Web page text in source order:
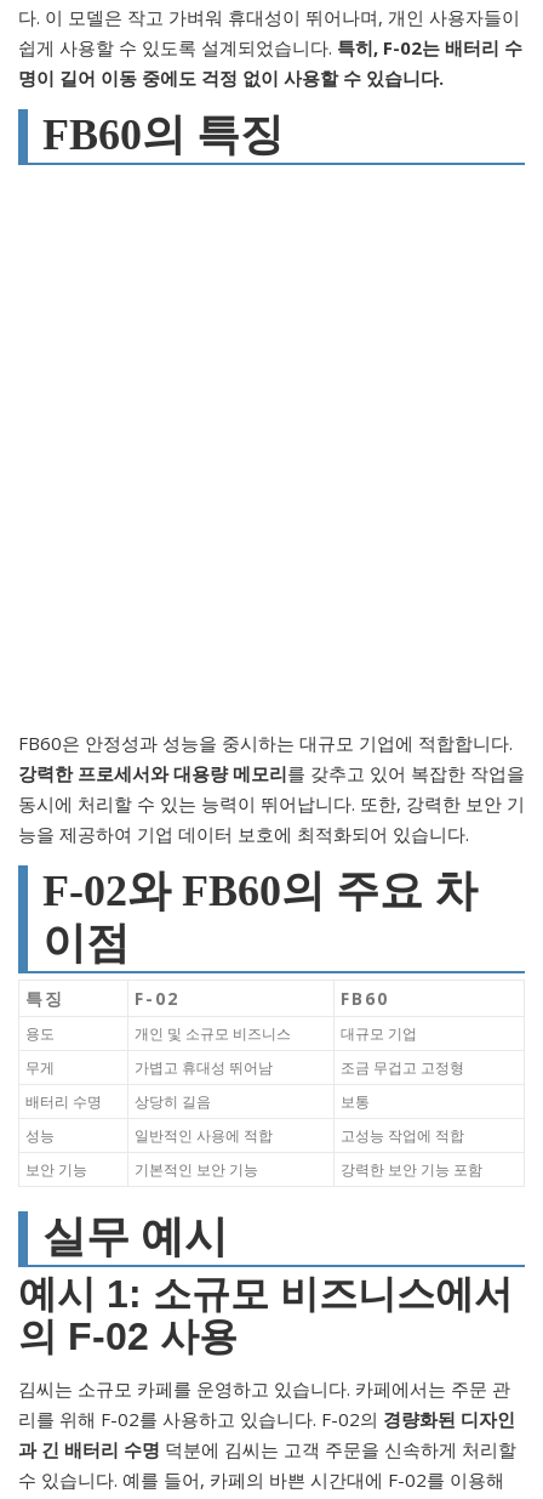
다. 이 모델은 작고 가벼워 휴대성이 뛰어나며, 개인 사용자들이
쉽게 사용할 수 있도록 설계되었습니다. 특히, F-02는 배터리 수
명이 길어 이동 중에도 걱정 없이 사용할 수 있습니다.
FB60의 특징
FB60은 안정성과 성능을 중시하는 대규모 기업에 적합합니다.
강력한 프로세서와 대용량 메모리를 갖추고 있어 복잡한 작업을
동시에 처리할 수 있는 능력이 뛰어납니다. 또한, 강력한 보안 기
능을 제공하여 기업 데이터 보호에 최적화되어 있습니다.
F-02와 FB60의 주요 차
이점
특징 F-02 FB60
용도 개인 및 소규모 비즈니스
대규모 기업
무게
가볍고 휴대성 뛰어남
조금 무겁고 고정형
배터리 수명
상당히 길음
보통
성능
일반적인 사용에 적합
고성능 작업에 적합
보안 기능
기본적인 보안 기능 강력한 보안 기능 포함
실무 예시
예시 1: 소규모 비즈니스에서
의 F-02 사용
김씨는 소규모 카페를 운영하고 있습니다. 카페에서는 주문 관
리를 위해 F-02를 사용하고 있습니다. F-02의 경량화된 디자인
과 긴 배터리 수명 덕분에 김씨는 고객 주문을 신속하게 처리할
수 있습니다. 예를 들어, 카페의 바쁜 시간대에 F-02를 이용해